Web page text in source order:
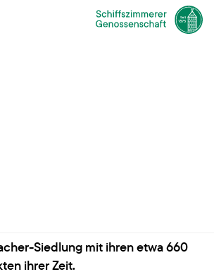
grünen Gärten, das
Siedlung mit ihren etwa 660
ihrer Zeit.